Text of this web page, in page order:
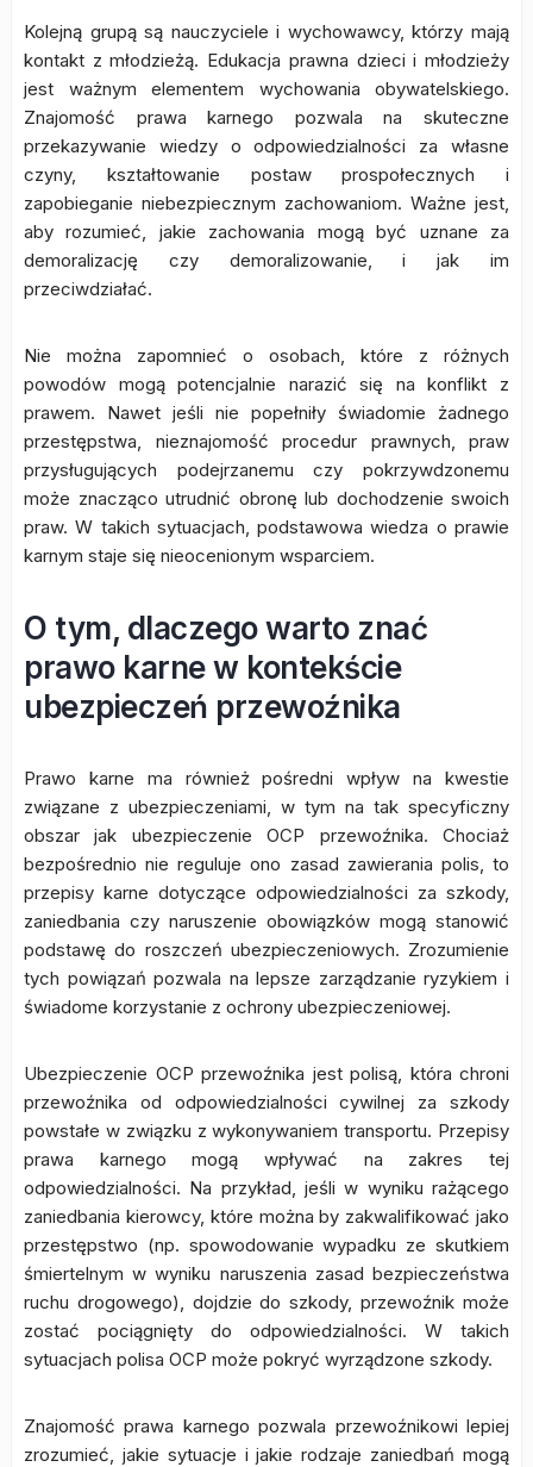
Kolejną grupą są nauczyciele i wychowawcy, którzy mają
kontakt z młodzieżą. Edukacja prawna dzieci i młodzieży
jest ważnym elementem wychowania obywatelskiego.
Znajomość prawa karnego pozwala na skuteczne
przekazywanie wiedzy o odpowiedzialności za własne
czyny, kształtowanie postaw prospołecznych i
zapobieganie niebezpiecznym zachowaniom. Ważne jest,
aby rozumieć, jakie zachowania mogą być uznane za
demoralizację czy demoralizowanie, i jak im
przeciwdziałać.
Nie można zapomnieć o osobach, które z różnych
powodów mogą potencjalnie narazić się na konflikt z
prawem. Nawet jeśli nie popełniły świadomie żadnego
przestępstwa, nieznajomość procedur prawnych, praw
przysługujących podejrzanemu czy pokrzywdzonemu
może znacząco utrudnić obronę lub dochodzenie swoich
praw. W takich sytuacjach, podstawowa wiedza o prawie
karnym staje się nieocenionym wsparciem.
O tym, dlaczego warto znać
prawo karne w kontekście
ubezpieczeń przewoźnika
Prawo karne ma również pośredni wpływ na kwestie
związane z ubezpieczeniami, w tym na tak specyficzny
obszar jak ubezpieczenie OCP przewoźnika. Chociaż
bezpośrednio nie reguluje ono zasad zawierania polis, to
przepisy karne dotyczące odpowiedzialności za szkody,
zaniedbania czy naruszenie obowiązków mogą stanowić
podstawę do roszczeń ubezpieczeniowych. Zrozumienie
tych powiązań pozwala na lepsze zarządzanie ryzykiem i
świadome korzystanie z ochrony ubezpieczeniowej.
Ubezpieczenie OCP przewoźnika jest polisą, która chroni
przewoźnika od odpowiedzialności cywilnej za szkody
powstałe w związku z wykonywaniem transportu. Przepisy
prawa karnego mogą wpływać na zakres tej
odpowiedzialności. Na przykład, jeśli w wyniku rażącego
zaniedbania kierowcy, które można by zakwalifikować jako
przestępstwo (np. spowodowanie wypadku ze skutkiem
śmiertelnym w wyniku naruszenia zasad bezpieczeństwa
ruchu drogowego), dojdzie do szkody, przewoźnik może
zostać pociągnięty do odpowiedzialności. W takich
sytuacjach polisa OCP może pokryć wyrządzone szkody.
Znajomość prawa karnego pozwala przewoźnikowi lepiej
zrozumieć, jakie sytuacje i jakie rodzaje zaniedbań mogą